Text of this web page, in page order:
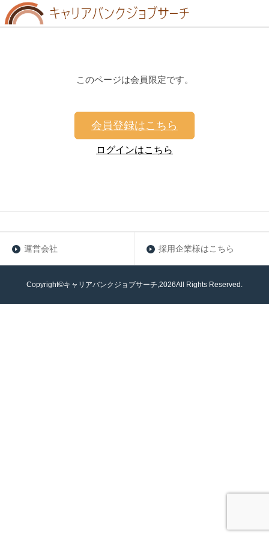
このページは会員限定です。
会員登録はこちら
ログインはこちら
運営会社 採用企業様はこちら
Copyright©キャリアバンクジョブサーチ,2026All Rights Reserved.